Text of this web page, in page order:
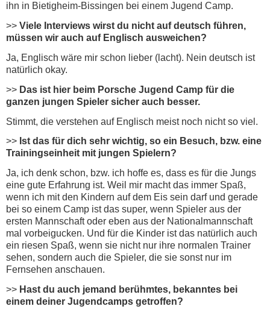
ihn in Bietigheim-Bissingen bei einem Jugend Camp.
>> Viele Interviews wirst du nicht auf deutsch führen,
müssen wir auch auf Englisch ausweichen?
Ja, Englisch wäre mir schon lieber (lacht). Nein deutsch ist
natürlich okay.
>> Das ist hier beim Porsche Jugend Camp für die
ganzen jungen Spieler sicher auch besser.
Stimmt, die verstehen auf Englisch meist noch nicht so viel.
>> Ist das für dich sehr wichtig, so ein Besuch, bzw. eine
Trainingseinheit mit jungen Spielern?
Ja, ich denk schon, bzw. ich hoffe es, dass es für die Jungs
eine gute Erfahrung ist. Weil mir macht das immer Spaß,
wenn ich mit den Kindern auf dem Eis sein darf und gerade
bei so einem Camp ist das super, wenn Spieler aus der
ersten Mannschaft oder eben aus der Nationalmannschaft
mal vorbeigucken. Und für die Kinder ist das natürlich auch
ein riesen Spaß, wenn sie nicht nur ihre normalen Trainer
sehen, sondern auch die Spieler, die sie sonst nur im
Fernsehen anschauen.
>> Hast du auch jemand berühmtes, bekanntes bei
einem deiner Jugendcamps getroffen?